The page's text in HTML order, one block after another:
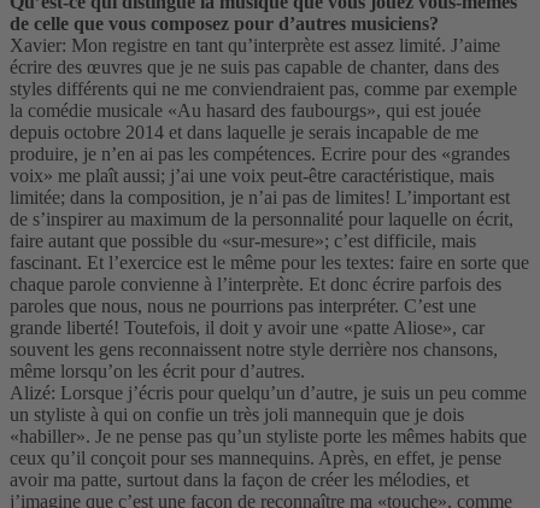
de celle que vous composez pour d’autres musiciens?
Xavier: Mon registre en tant qu’interprète est assez limité. J’aime
écrire des œuvres que je ne suis pas capable de chanter, dans des
styles différents qui ne me conviendraient pas, comme par exemple
la comédie musicale «Au hasard des faubourgs», qui est jouée
depuis octobre 2014 et dans laquelle je serais incapable de me
produire, je n’en ai pas les compétences. Ecrire pour des «grandes
voix» me plaît aussi; j’ai une voix peut-être caractéristique, mais
limitée; dans la composition, je n’ai pas de limites! L’important est
de s’inspirer au maximum de la personnalité pour laquelle on écrit,
faire autant que possible du «sur-mesure»; c’est difficile, mais
fascinant. Et l’exercice est le même pour les textes: faire en sorte que
chaque parole convienne à l’interprète. Et donc écrire parfois des
paroles que nous, nous ne pourrions pas interpréter. C’est une
grande liberté! Toutefois, il doit y avoir une «patte Aliose», car
souvent les gens reconnaissent notre style derrière nos chansons,
même lorsqu’on les écrit pour d’autres.
Alizé: Lorsque j’écris pour quelqu’un d’autre, je suis un peu comme
un styliste à qui on confie un très joli mannequin que je dois
«habiller». Je ne pense pas qu’un styliste porte les mêmes habits que
ceux qu’il conçoit pour ses mannequins. Après, en effet, je pense
avoir ma patte, surtout dans la façon de créer les mélodies, et
j’imagine que c’est une façon de reconnaître ma «touche», comme